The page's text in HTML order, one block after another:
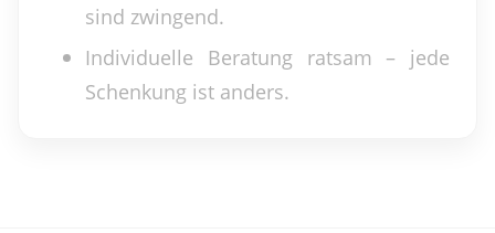
sind zwingend.
Individuelle Beratung ratsam – jede
Schenkung ist anders.